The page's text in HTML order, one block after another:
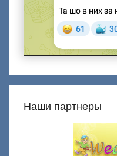
Наши партнеры